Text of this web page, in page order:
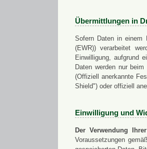
Übermittlungen in
Sofern Daten in einem
(EWR)) verarbeitet
Einwilligung, aufgrund
Daten werden nur
(Offiziell anerkannte
Shield") oder offiziell
Einwilligung und
Der Verwendung
Voraussetzungen